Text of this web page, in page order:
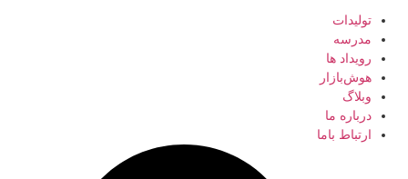
تولیدات
مدرسه
رویداد ها
هوش‌بازار
وبلاگ
درباره ما
ارتباط باما